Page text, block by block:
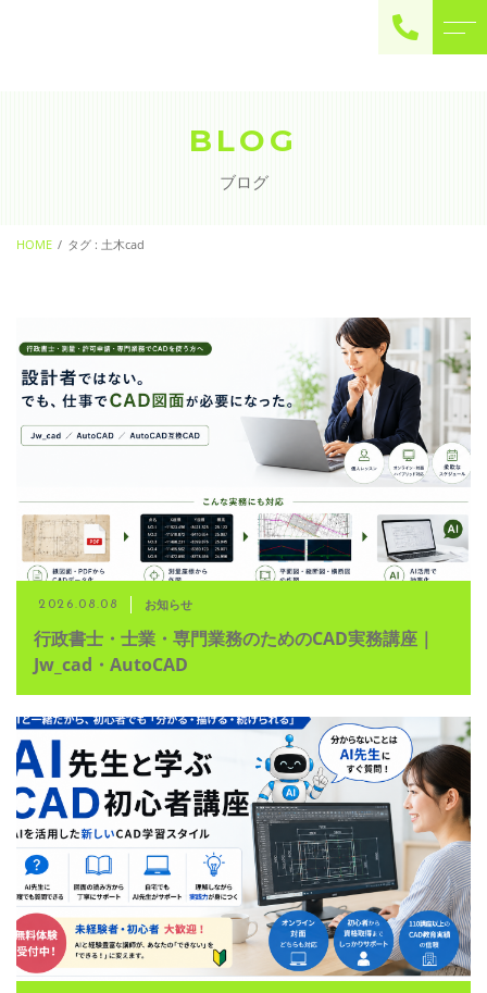
BLOG
ブログ
HOME タグ : 土木cad
2026.08.08 お知らせ
行政書士・士業・専門業務のためのCAD実務講座｜
Jw_cad・AutoCAD